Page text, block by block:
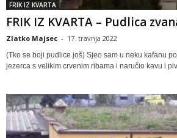
FRIK IZ KVARTA
FRIK IZ KVARTA – Pudlica
Zlatko Majsec - 17. travnja 2022
(Tko se boji pudlice još) Sjeo sam u neku kafanu
jezerca s velikim crvenim ribama i naručio kavu i